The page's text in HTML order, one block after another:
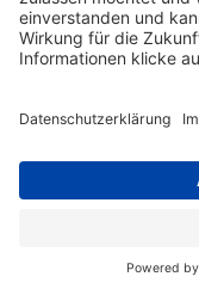
© 2026 Mainova Sport